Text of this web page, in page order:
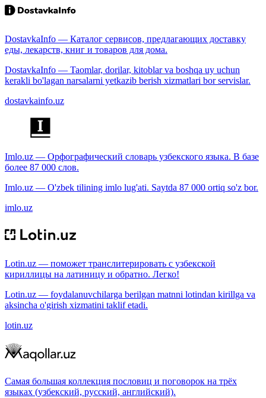
DostavkaInfo — Каталог сервисов, предлагающих доставку
еды, лекарств, книг и товаров для дома.
DostavkaInfo — Taomlar, dorilar, kitoblar va boshqa uy uchun
kerakli bo'lagan narsalarni yetkazib berish xizmatlari bor servislar.
dostavkainfo.uz
Imlo.uz — Орфографический словарь узбекского языка. В базе
более 87 000 слов.
Imlo.uz — O'zbek tilining imlo lug'ati. Saytda 87 000 ortiq so'z bor.
imlo.uz
Lotin.uz — поможет транслитерировать с узбекской
кириллицы на латиницу и обратно. Легко!
Lotin.uz — foydalanuvchilarga berilgan matnni lotindan kirillga va
aksincha o'girish xizmatini taklif etadi.
lotin.uz
Самая большая коллекция пословиц и поговорок на трёх
языках (узбекский, русский, английский).